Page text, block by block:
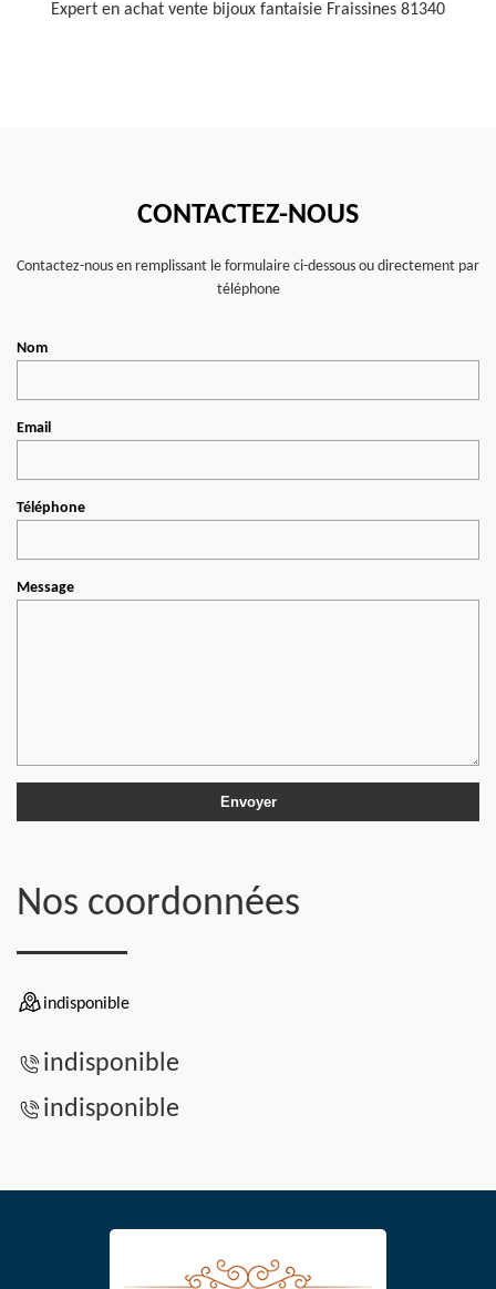
Expert en achat vente bijoux fantaisie Fraissines 81340
CONTACTEZ-NOUS
Contactez-nous en remplissant le formulaire ci-dessous ou directement par
téléphone
Nom
Email
Téléphone
Message
Nos coordonnées
indisponible
indisponible
indisponible